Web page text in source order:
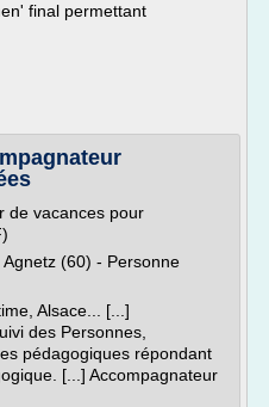
final permettant
de vacances pour
(60) - Personne
Alsace... [...]
des Personnes,
pédagogiques répondant
[...] Accompagnateur